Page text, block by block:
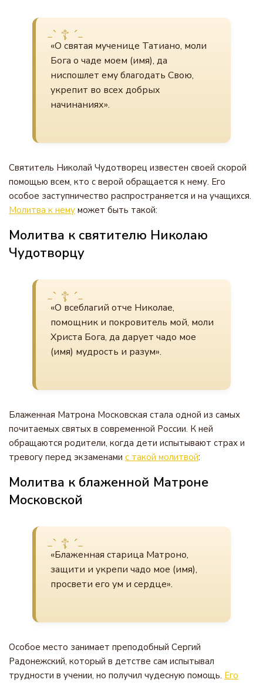
«О святая мученице Татиано, моли
Бога о чаде моем (имя), да
ниспошлет ему благодать Свою,
укрепит во всех добрых
начинаниях».
Святитель Николай Чудотворец известен своей скорой
помощью всем, кто с верой обращается к нему. Его
особое заступничество распространяется и на учащихся.
Молитва к нему может быть такой:
Молитва к святителю Николаю
Чудотворцу
«О всеблагий отче Николае,
помощник и покровитель мой, моли
Христа Бога, да дарует чадо мое
(имя) мудрость и разум».
Блаженная Матрона Московская стала одной из самых
почитаемых святых в современной России. К ней
обращаются родители, когда дети испытывают страх и
тревогу перед экзаменами с такой молитвой:
Молитва к блаженной Матроне
Московской
«Блаженная старица Матроно,
защити и укрепи чадо мое (имя),
просвети его ум и сердце».
Особое место занимает преподобный Сергий
Радонежский, который в детстве сам испытывал
трудности в учении, но получил чудесную помощь. Его